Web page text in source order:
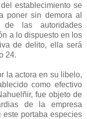
establecimiento se
poner sin demora al
de las autoridades
a lo dispuesto en los
de delito, ella será
24.
la actora en su libelo,
como efectivo
fue objeto de
de la empresa
este portaba especies